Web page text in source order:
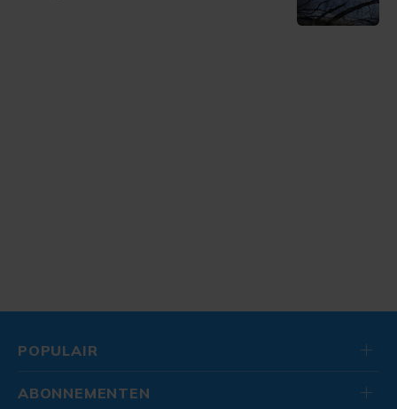
POPULAIR
ABONNEMENTEN